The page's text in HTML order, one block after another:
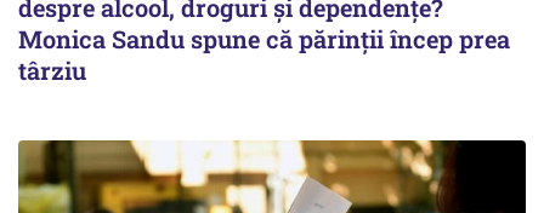
despre alcool, droguri și dependențe?
Monica Sandu spune că părinții încep prea
târziu